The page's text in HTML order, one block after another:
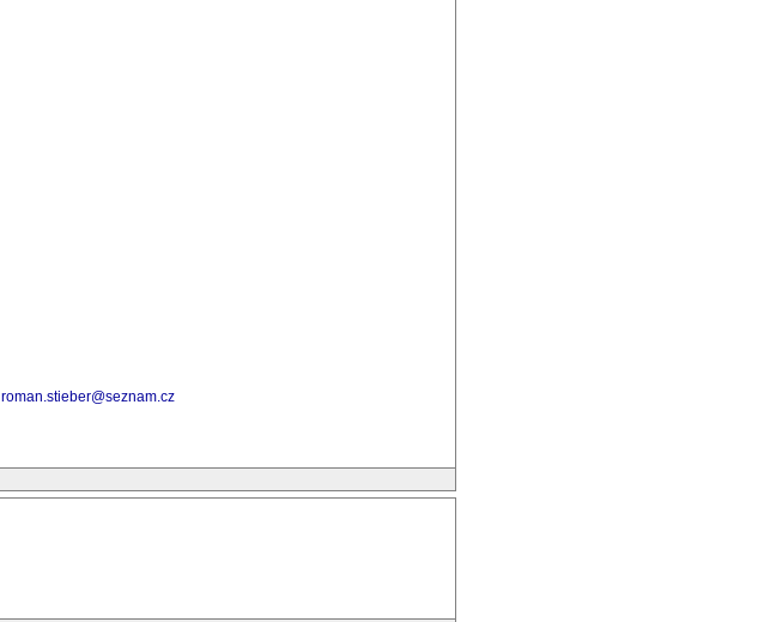
roman.stieber@seznam.cz